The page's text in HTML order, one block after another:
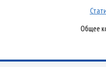
Общее